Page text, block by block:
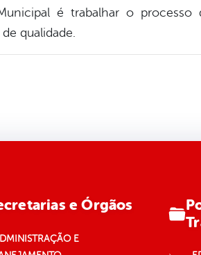
é trabalhar o
qualidade.
e Órgãos
E